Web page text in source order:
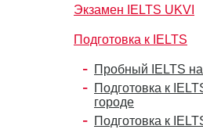
Экзамен IELTS UKVI
Подготовка к IELTS
Пробный IELTS
Подготовка к
городе
Подготовка к